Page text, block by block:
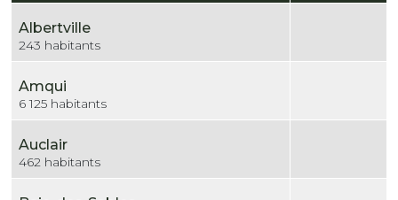
Albertville
243 habitants
Amqui
6 125 habitants
Auclair
462 habitants